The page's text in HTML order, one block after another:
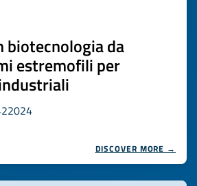
biotecnologia da
estremofili per
DISCOVER MORE →